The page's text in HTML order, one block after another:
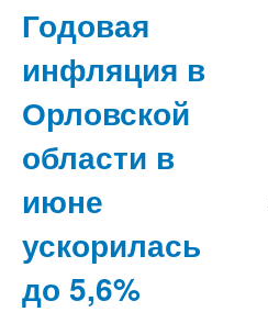
Годовая
инфляция в
Орловской
области в
июне
ускорилась
до 5,6%